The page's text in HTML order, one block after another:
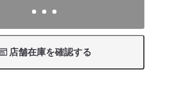
店舗在庫を確認する